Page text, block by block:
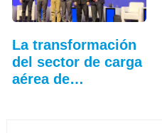
La transformación
del sector de carga
aérea de